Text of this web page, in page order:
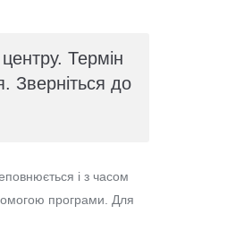
Термін
Зверніться до
і з часом
програми. Для